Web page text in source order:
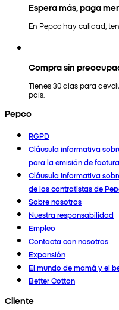
Espera más, paga
En Pepco hay calidad,
Compra sin
Tienes 30 días para
país.
Pepco
RGPD
Cláusula informativa
para la emisión de
Cláusula informativa
de los contratistas de
Sobre nosotros
Nuestra responsabilidad
Empleo
Contacta con nosotros
Expansión
El mundo de mamá y el
Better Cotton
Cliente